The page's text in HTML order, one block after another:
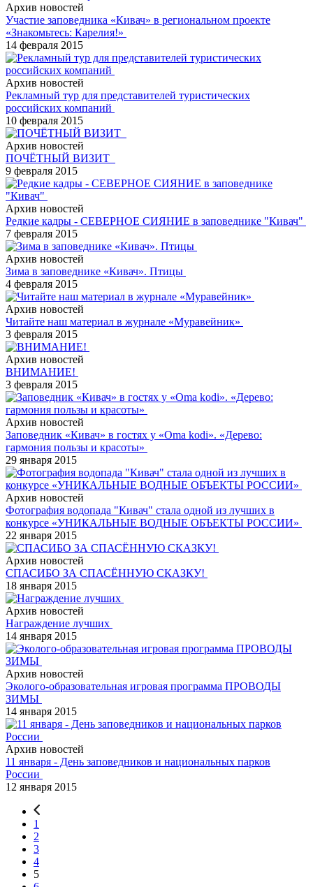
Архив новостей
Участие заповедника «Кивач» в региональном проекте
«Знакомьтесь: Карелия!»
14 февраля 2015
Архив новостей
Рекламный тур для представителей туристических
российских компаний
10 февраля 2015
Архив новостей
ПОЧЁТНЫЙ ВИЗИТ
9 февраля 2015
Архив новостей
Редкие кадры - СЕВЕРНОЕ СИЯНИЕ в заповеднике "Кивач"
7 февраля 2015
Архив новостей
Зима в заповеднике «Кивач». Птицы
4 февраля 2015
Архив новостей
Читайте наш материал в журнале «Муравейник»
3 февраля 2015
Архив новостей
ВНИМАНИЕ!
3 февраля 2015
Архив новостей
Заповедник «Кивач» в гостях у «Oma kodi». «Дерево:
гармония пользы и красоты»
29 января 2015
Архив новостей
Фотография водопада "Кивач" стала одной из лучших в
конкурсе «УНИКАЛЬНЫЕ ВОДНЫЕ ОБЪЕКТЫ РОССИИ»
22 января 2015
Архив новостей
СПАСИБО ЗА СПАСЁННУЮ СКАЗКУ!
18 января 2015
Архив новостей
Награждение лучших
14 января 2015
Архив новостей
Эколого-образовательная игровая программа ПРОВОДЫ
ЗИМЫ
14 января 2015
Архив новостей
11 января - День заповедников и национальных парков
России
12 января 2015
1
2
3
4
5